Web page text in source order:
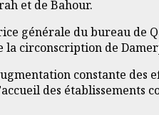
et de Bahour.
générale du bureau de
la circonscription de
constante des
des établissements